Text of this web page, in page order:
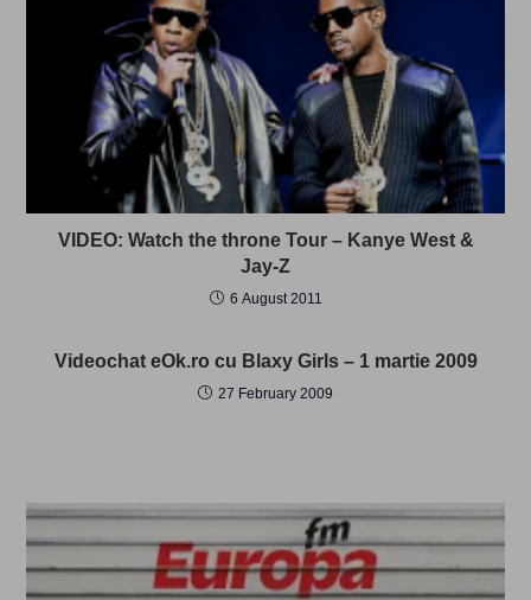
VIDEO: Watch the throne Tour – Kanye West &
Jay-Z
6 August 2011
Videochat eOk.ro cu Blaxy Girls – 1 martie 2009
27 February 2009